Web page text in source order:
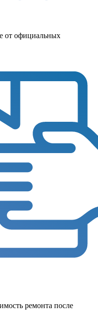
от официальных
ремонта после